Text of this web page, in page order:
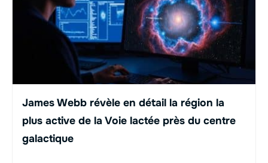
James Webb révèle en détail la région la
plus active de la Voie lactée près du centre
galactique